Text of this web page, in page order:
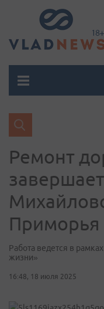
Ремонт
Приморья
Работа ведется в
жизни»
16:48, 18 июля 2025